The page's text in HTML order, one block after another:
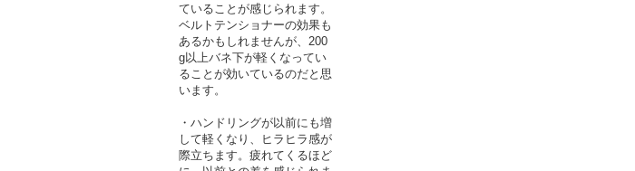
ていることが感じられます。
ベルトテンショナーの効果も
あるかもしれませんが、200
g以上バネ下が軽くなってい
ることが効いているのだと思
います。
・ハンドリングが以前にも増
して軽くなり、ヒラヒラ感が
際立ちます。疲れてくるほど